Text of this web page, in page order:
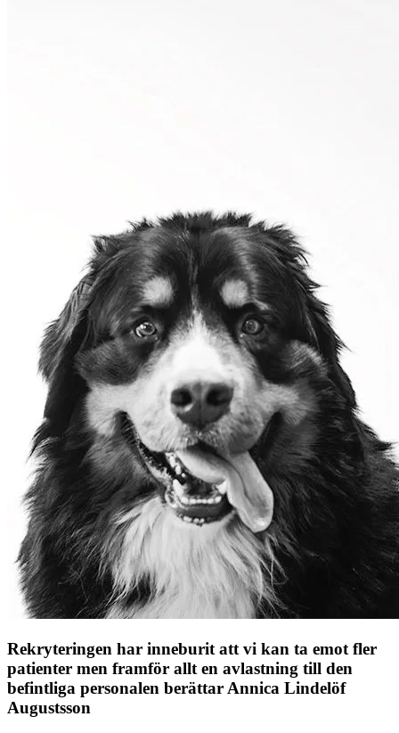
Rekryteringen har inneburit att vi kan ta emot fler
patienter men framför allt en avlastning till den
befintliga personalen berättar Annica Lindelöf
Augustsson